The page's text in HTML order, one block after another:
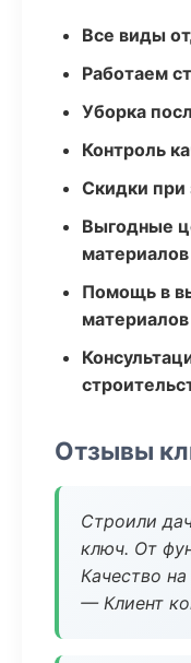
Все виды
Работаем
Уборка
Контроль
Скидки при
Выгодные
материалов
Помощь в
материалов
Отзывы
Строили
ключ. От
Качество
— Клиент